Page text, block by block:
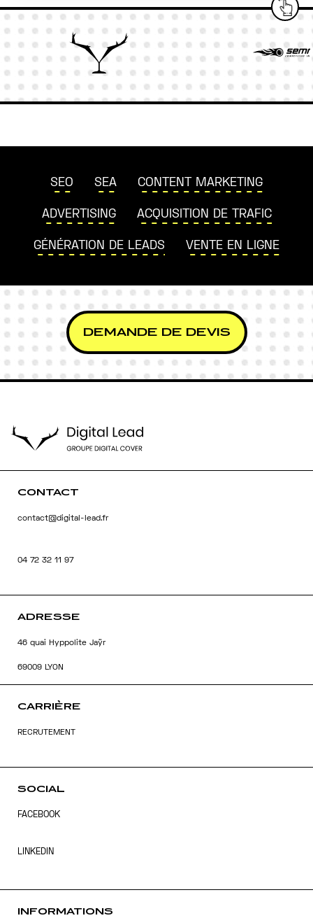
SEO SEA CONTENT MARKETING
ADVERTISING ACQUISITION DE TRAFIC
GÉNÉRATION DE LEADS VENTE EN LIGNE
DEMANDE DE DEVIS
CONTACT
contact@digital-lead.fr
04 72 32 11 97
ADRESSE
46 quai Hyppolite Jaÿr
69009 LYON
CARRIÈRE
RECRUTEMENT
SOCIAL
FACEBOOK
LINKEDIN
INFORMATIONS